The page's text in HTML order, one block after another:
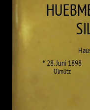
* 28. Juni 1898
Olmütz